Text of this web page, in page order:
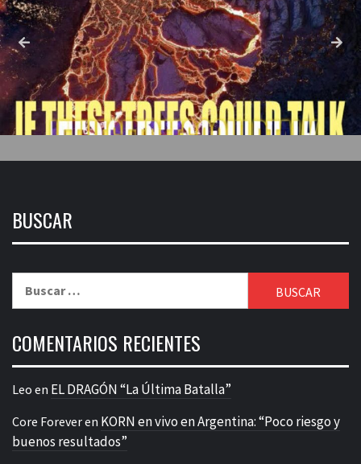
BUSCAR
COMENTARIOS RECIENTES
Leo en EL DRAGÓN “La Última Batalla”
Core Foreveren KORN en vivo en Argentina: “Poco riesgo y
buenos resultados”